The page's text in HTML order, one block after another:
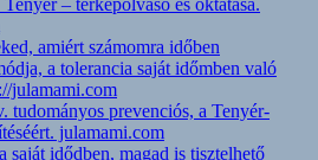
amiért számomra időben
a tolerancia saját időmben való
julamami.com
tudományos prevenciós, a Tenyér-
julamami.com
saját idődben, magad is tisztelhető